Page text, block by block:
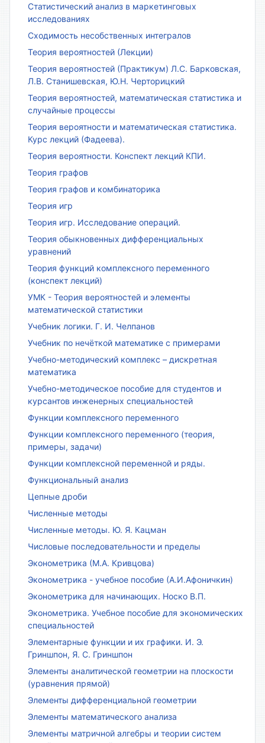
Статистический анализ в маркетинговых
исследованиях
Сходимость несобственных интегралов
Теория вероятностей (Лекции)
Теория вероятностей (Практикум) Л.С. Барковская,
Л.В. Станишевская, Ю.Н. Черторицкий
Теория вероятностей, математическая статистика и
случайные процессы
Теория вероятности и математическая статистика.
Курс лекций (Фадеева).
Теория вероятности. Конспект лекций КПИ.
Теория графов
Теория графов и комбинаторика
Теория игр
Теория игр. Исследование операций.
Теория обыкновенных дифференциальных
уравнений
Теория функций комплексного переменного
(конспект лекций)
УМК - Теория вероятностей и элементы
математической статистики
Учебник логики. Г. И. Челпанов
Учебник по нечёткой математике с примерами
Учебно-методический комплекс – дискретная
математика
Учебно-методическое пособие для студентов и
курсантов инженерных специальностей
Функции комплексного переменного
Функции комплексного переменного (теория,
примеры, задачи)
Функции комплексной переменной и ряды.
Функциональный анализ
Цепные дроби
Численные методы
Численные методы. Ю. Я. Кацман
Числовые последовательности и пределы
Эконометрика (М.А. Кривцова)
Эконометрика - учебное пособие (А.И.Афоничкин)
Эконометрика для начинающих. Носко В.П.
Эконометрика. Учебное пособие для экономических
специальностей
Элементарные функции и их графики. И. Э.
Гриншпон, Я. С. Гриншпон
Элементы аналитической геометрии на плоскости
(уравнения прямой)
Элементы дифференциальной геометрии
Элементы математического анализа
Элементы матричной алгебры и теории систем